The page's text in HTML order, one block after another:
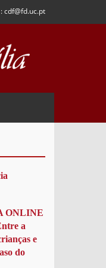
: cdf@fd.uc.pt
ONLINE
a
e
do